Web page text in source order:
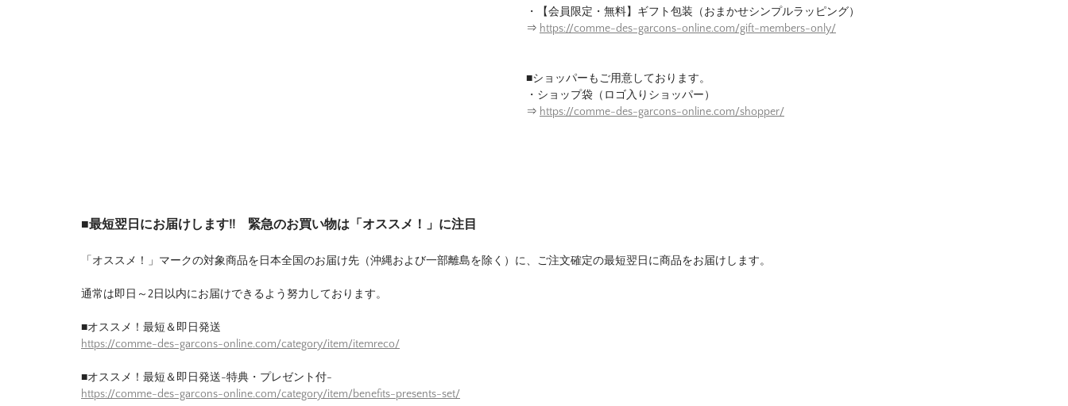
・【会員限定・無料】ギフト包装（おまかせシンプルラッピング）
⇒ https://comme-des-garcons-online.com/gift-members-only/
■ショッパーもご用意しております。
・ショップ袋（ロゴ入りショッパー）
⇒ https://comme-des-garcons-online.com/shopper/
■最短翌日にお届けします!! 緊急のお買い物は「オススメ！」に注目
「オススメ！」マークの対象商品を日本全国のお届け先（沖縄および一部離島を除く）に、ご注文確定の最短翌日に商品をお届けします。
通常は即日～2日以内にお届けできるよう努力しております。
■オススメ！最短＆即日発送
https://comme-des-garcons-online.com/category/item/itemreco/
■オススメ！最短＆即日発送-特典・プレゼント付-
https://comme-des-garcons-online.com/category/item/benefits-presents-set/